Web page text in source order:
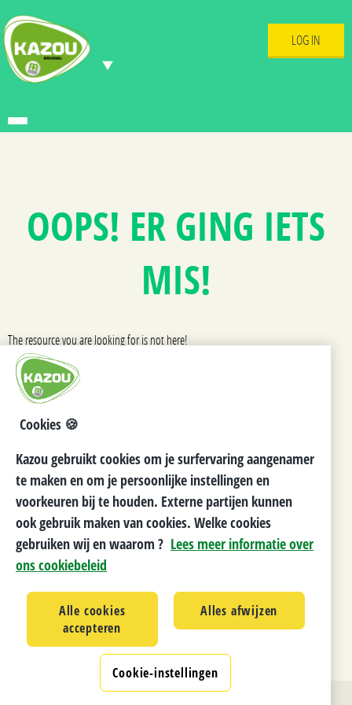
LOG IN
OOPS! ER GING IETS
MIS!
The resource you are looking for is not here!
Naar de startpagina
Cookies 🍪
Kazou gebruikt cookies om je surfervaring aangenamer
te maken en om je persoonlijke instellingen en
voorkeuren bij te houden. Externe partijen kunnen
ook gebruik maken van cookies. Welke cookies
gebruiken wij en waarom ? Lees meer informatie over
ons cookiebeleid
Alle cookies
accepteren
Alles afwijzen
Cookie-instellingen